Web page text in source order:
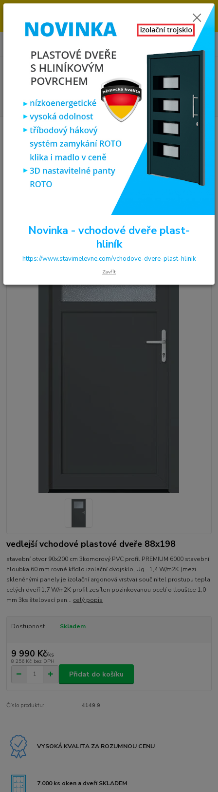
OBJEDNÁVKOU. MÁME 7 000 OKEN A DVEŘÍ SKLADEM U NÁS V
KLATOVECH.
0
0,00 Kč
Vchodové dveře plastové vchodové dveře
SOFT vchodové plastové
dveře 1/3 sklo, antracit/bílá, 88x198
SOFT vchodové plastové dveře
1/3 sklo, antracit/bílá, 88x198
vedlejší vchodové plastové dveře 88x198
stavební otvor 90x200 cm 3komorový PVC profil PREMIUM 6000 stavební
hloubka 60 mm rovné křídlo izolační dvojsklo, Ug= 1,4 W/m2K (mezi
skleněnými panely je izolační argonová vrstva) součinitel prostupu tepla
celých dveří 1,7 W/m2K profil zesílen pozinkovanou ocelí o tloušťce 1,0
mm 3ks štelovací pan... celý popis
Dostupnost Skladem
9 990 Kč/ks
8 256 Kč bez DPH
Přidat do košíku
Číslo produktu: 4149.9
VYSOKÁ KVALITA ZA ROZUMNOU CENU
7.000 ks oken a dveří SKLADEM
Novinka - vchodové dveře plast-
hliník
https://www.stavimelevne.com/vchodove-dvere-plast-hlinik
Zavřít